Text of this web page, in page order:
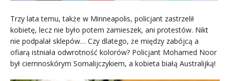
Trzy lata temu, także w Minneapolis, policjant zastrzelił
kobietę, lecz nie było potem zamieszek, ani protestów. Nikt
nie podpalał sklepów… Czy dlatego, że między zabójcą a
ofiarą istniała odwrotność kolorów? Policjant Mohamed Noor
był ciemnoskórym Somalijczykiem, a kobieta białą Australijką!